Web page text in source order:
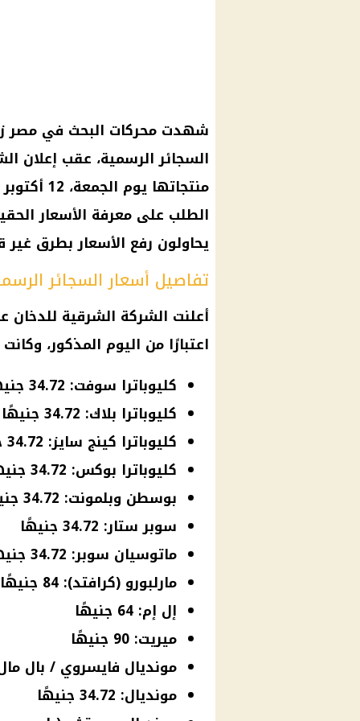
شهدت محركات البحث في مصر
السجائر الرسمية، عقب إعلان
منتجاتها يوم
الطلب على معرفة الأسعار
يحاولون رفع الأسعاربطرق غير
تفاصيل أسعار السجائر
أعلنت الشركة الشرقية للدخان
اعتبارًا من اليوم المذكور، وكانت
كليوباترا سوفت: 34.72 جنيهًا
كليوباترا بلاك: 34.72 جنيهًا
كليوباترا كينج سايز: 34.72 جنيهًا
كليوباترا بوكس: 34.72 جنيهًا
بوسطن وبلمونت: 34.72 جنيهًا
سوبر ستار: 34.72 جنيهًا
ماتوسيان سوبر: 34.72 جنيهًا
مارلبورو (كرافتد): 84 جنيهًا
إل إم: 64 جنيهًا
ميريت: 90 جنيهًا
مونديال فايسروي / بال مال: 55
مونديال: 34.72 جنيهًا